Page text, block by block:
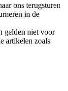
ons terugsturen
in de
gelden niet voor
artikelen zoals